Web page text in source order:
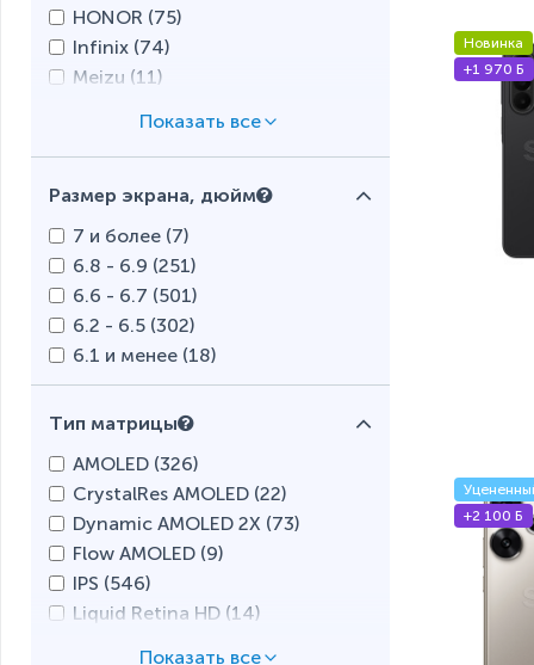
HONOR (75)
Infinix (74)
Meizu (11)
OPPO (7)
Oscal (
Samsung (254
POCO (100)
realme ( 26)
Tecno Mobile (263
Vsmart (4)
Xiaomi (294)
ZTE (2)
Размер экрана, дюйм
7 и более (7)
6.8 - 6.9 (251)
6.6 - 6.7 (501)
6.2 - 6.5 (302)
6.1 и менее (18)
Тип матрицы
AMOLED (326)
CrystalRes AMOLED (22)
Dynamic AMOLED 2X (73)
Flow AMOLED (9)
IPS (546)
Liquid Retina HD (14)
Новинка
+1 970 Б
+2 100 Б